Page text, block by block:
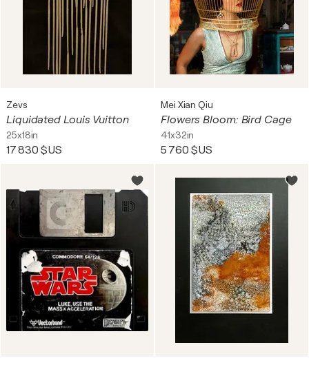
Zevs
Liquidated Louis Vuitton
25x18in
17 830 $US
Mei Xian Qiu
Flowers Bloom: Bird Cage
41x32in
5 760 $US